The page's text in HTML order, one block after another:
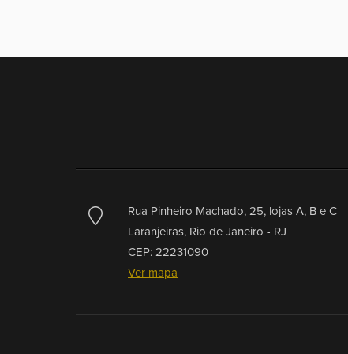
Rua Pinheiro Machado, 25, lojas A, B e C
Laranjeiras, Rio de Janeiro - RJ
CEP: 22231090
Ver mapa